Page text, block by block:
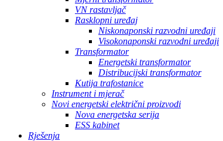
VN rastavljač
Rasklopni uređaj
Niskonaponski razvodni uređaji
Visokonaponski razvodni uređaji
Transformator
Energetski transformator
Distribucijski transformator
Kutija trafostanice
Instrument i mjerač
Novi energetski električni proizvodi
Nova energetska serija
ESS kabinet
Rješenja